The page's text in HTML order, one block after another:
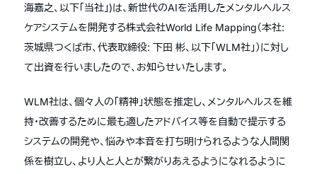
海嘉之、以下「当社」)は、新世代のAIを活用したメンタルヘルス
ケアシステムを開発する株式会社World Life Mapping（本社:
茨城県つくば市、代表取締役: 下田 彬、以下「WLM社」）に対し
て出資を行いましたので、お知らせいたします。
WLM社は、個々人の「精神」状態を推定し、メンタルヘルスを維
持・改善するために最も適したアドバイス等を自動で提示する
システムの開発や、悩みや本音を打ち明けられるような人間関
係を樹立し、より人と人とが繋がりあえるようになれるように